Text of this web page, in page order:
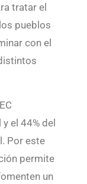
tratar el
pueblos
con el
el 44% del
Por este
permite
un